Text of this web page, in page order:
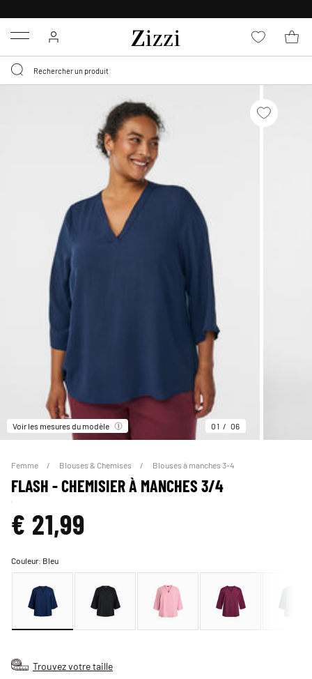
Menu
Voir les mesures du modèle 01 06
Femme Blouses & Chemises Blouses à manches 3-4
FLASH - CHEMISIER À MANCHES 3/4
€ 21,99
Couleur: Bleu
Trouvez votre taille